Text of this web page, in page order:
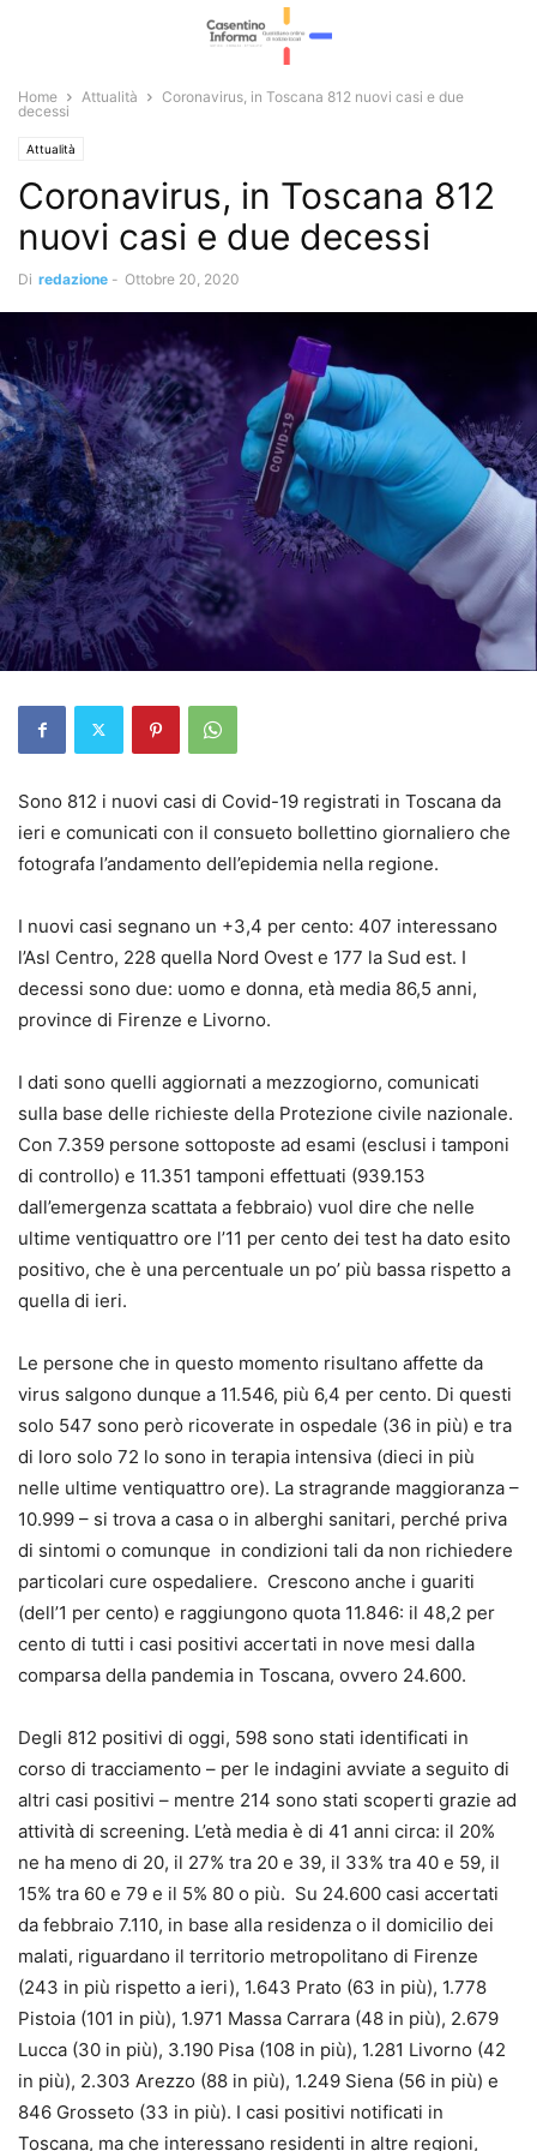
Home Attualità
Coronavirus, in Toscana 812 nuovi casi e due
decessi
Attualità
Coronavirus, in Toscana 812
nuovi casi e due decessi
Di redazione - Ottobre 20, 2020
Sono 812 i nuovi casi di Covid-19 registrati in Toscana da
ieri e comunicati con il consueto bollettino giornaliero che
fotografa l’andamento dell’epidemia nella regione.
I nuovi casi segnano un +3,4 per cento: 407 interessano
l’Asl Centro, 228 quella Nord Ovest e 177 la Sud est. I
decessi sono due: uomo e donna, età media 86,5 anni,
province di Firenze e Livorno.
I dati sono quelli aggiornati a mezzogiorno, comunicati
sulla base delle richieste della Protezione civile nazionale.
Con 7.359 persone sottoposte ad esami (esclusi i tamponi
di controllo) e 11.351 tamponi effettuati (939.153
dall’emergenza scattata a febbraio) vuol dire che nelle
ultime ventiquattro ore l’11 per cento dei test ha dato esito
positivo, che è una percentuale un po’ più bassa rispetto a
quella di ieri.
Le persone che in questo momento risultano affette da
virus salgono dunque a 11.546, più 6,4 per cento. Di questi
solo 547 sono però ricoverate in ospedale (36 in più) e tra
di loro solo 72 lo sono in terapia intensiva (dieci in più
nelle ultime ventiquattro ore). La stragrande maggioranza –
10.999 – si trova a casa o in alberghi sanitari, perché priva
di sintomi o comunque in condizioni tali da non richiedere
particolari cure ospedaliere. Crescono anche i guariti
(dell’1 per cento) e raggiungono quota 11.846: il 48,2 per
cento di tutti i casi positivi accertati in nove mesi dalla
comparsa della pandemia in Toscana, ovvero 24.600.
Degli 812 positivi di oggi, 598 sono stati identificati in
corso di tracciamento – per le indagini avviate a seguito di
altri casi positivi – mentre 214 sono stati scoperti grazie ad
attività di screening. L’età media è di 41 anni circa: il 20%
ne ha meno di 20, il 27% tra 20 e 39, il 33% tra 40 e 59, il
15% tra 60 e 79 e il 5% 80 o più. Su 24.600 casi accertati
da febbraio 7.110, in base alla residenza o il domicilio dei
malati, riguardano il territorio metropolitano di Firenze
(243 in più rispetto a ieri), 1.643 Prato (63 in più), 1.778
Pistoia (101 in più), 1.971 Massa Carrara (48 in più), 2.679
Lucca (30 in più), 3.190 Pisa (108 in più), 1.281 Livorno (42
in più), 2.303 Arezzo (88 in più), 1.249 Siena (56 in più) e
846 Grosseto (33 in più). I casi positivi notificati in
Toscana, ma che interessano residenti in altre regioni,